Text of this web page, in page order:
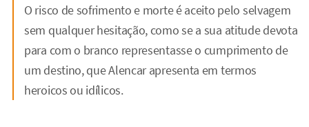
O risco de sofrimento e morte é aceito pelo selvagem
sem qualquer hesitação, como se a sua atitude devota
para com o branco representasse o cumprimento de
um destino, que Alencar apresenta em termos
heroicos ou idílicos.